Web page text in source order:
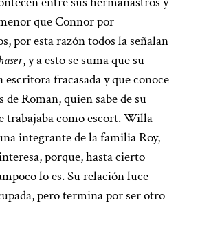
que Connor por
por esta razón todos la señalan
, y a esto se suma que su
escritora fracasada y que conoce
de Roman, quien sabe de su
trabajaba como escort. Willa
integrante de la familia Roy,
porque, hasta cierto
lo es. Su relación luce
pero termina por ser otro